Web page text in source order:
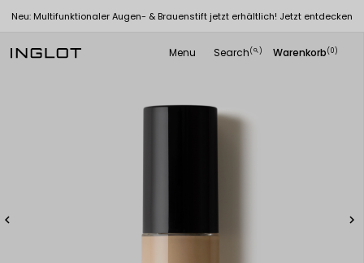
Neu: Multifunktionaler Augen- & Brauenstift jetzt erhältlich! Jetzt entdecken
Menu Search(
search ) Warenkorb(0)
 